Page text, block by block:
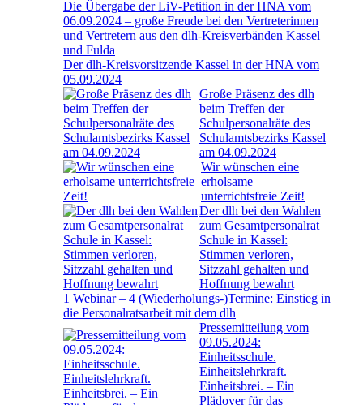
Die Übergabe der LiV-Petition in der HNA vom
06.09.2024 – große Freude bei den Vertreterinnen
und Vertretern aus den dlh-Kreisverbänden Kassel
und Fulda
Der dlh-Kreisvorsitzende Kassel in der HNA vom
05.09.2024
Große Präsenz des dlh
beim Treffen der
Schulpersonalräte des
Schulamtsbezirks Kassel
am 04.09.2024
Wir wünschen eine
erholsame
unterrichtsfreie Zeit!
Der dlh bei den Wahlen
zum Gesamtpersonalrat
Schule in Kassel:
Stimmen verloren,
Sitzzahl gehalten und
Hoffnung bewahrt
1 Webinar – 4 (Wiederholungs-)Termine: Einstieg in
die Personalratsarbeit mit dem dlh
Pressemitteilung vom
09.05.2024:
Einheitsschule.
Einheitslehrkraft.
Einheitsbrei. – Ein
Plädoyer für das